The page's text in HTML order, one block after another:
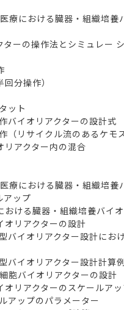
における臓器・組織培養
ターの操作法とシミュレー
分操作）
ット
イオリアクターの設計式
リサイクル流のあるケモス
リアクター内の混合
における臓器・組織培養
アップ
おける臓器・組織培養バイ
オリアクターの設計
イオリアクター設計にお
イオリアクター設計計算例
胞バイオリアクターの設計
オリアクターのスケールア
ップのパラメーター